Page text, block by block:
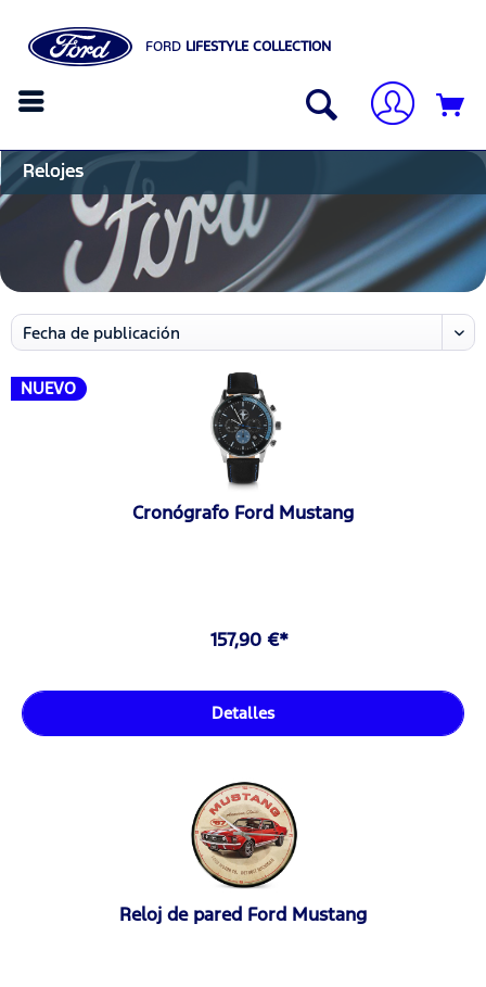
FORD LIFESTYLE COLLECTION
Relojes
NUEVO
Cronógrafo Ford Mustang
157,90 €*
Detalles
Reloj de pared Ford Mustang